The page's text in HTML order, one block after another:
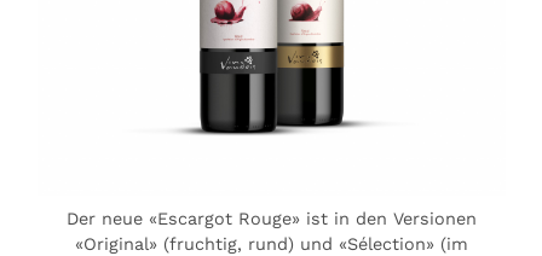
Der neue «Escargot Rouge» ist in den Versionen
«Original» (fruchtig, rund) und «Sélection» (im